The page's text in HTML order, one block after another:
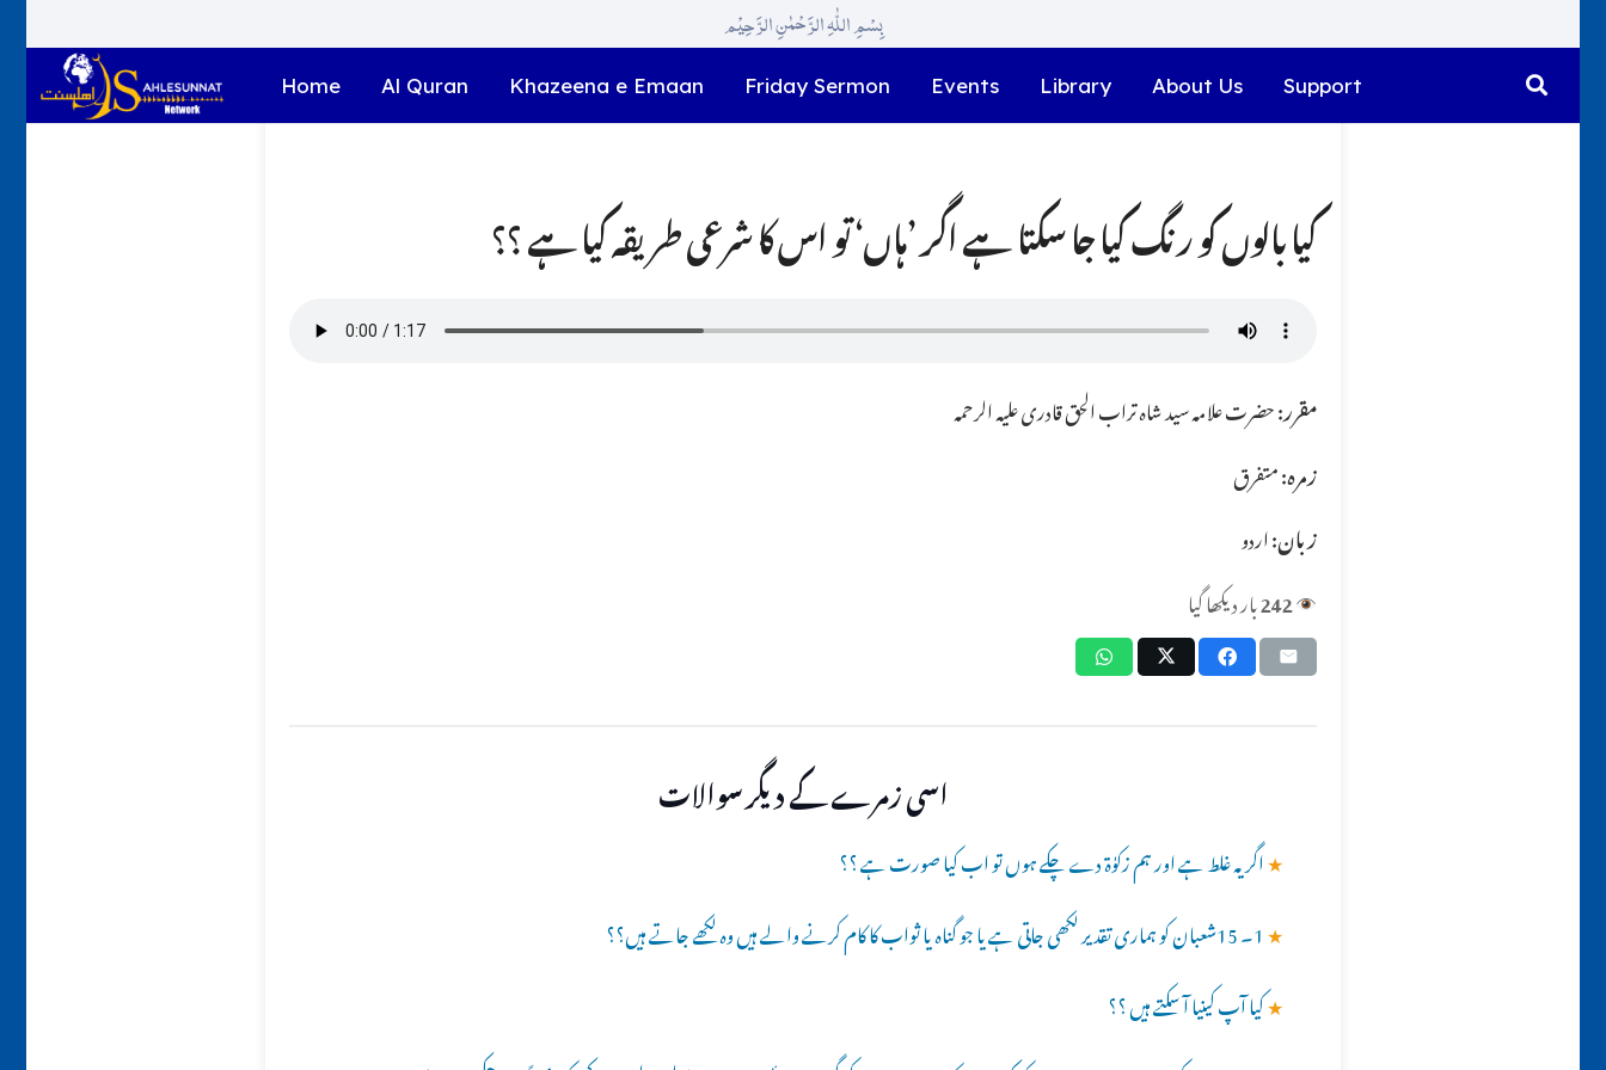
بِسْمِ اللّٰہِ الرَّحْمٰنِ الرَّحِیْم
Home Al Quran Khazeena e Emaan Friday Sermon Events Library About Us Support
کیا بالوں کو رنگ کیا جا سکتا ہے اگر ’ہاں‘ تو اس کا شرعی طریقہ کیا ہے ؟؟
مقرر:حضرت علامہ سید شاہ تراب الحق قادری علیہ الرحمہ
زمرہ:متفرق
زبان:اردو
242بار دیکھا گیا
اسی زمرے کے دیگر سوالات
★اگر یہ غلط ہے اور ہم زکوٰۃ دے چکے ہوں تو اب کیا صورت ہے ؟؟
★1۔ 15شعبان کو ہماری تقدیر لکھی جاتی ہے یا جو گناہ یا ثواب کا کام کرنے والے ہیں وہ لکھے جاتے ہیں؟؟
★کیا آپ کینیا آ سکتے ہیں ؟؟